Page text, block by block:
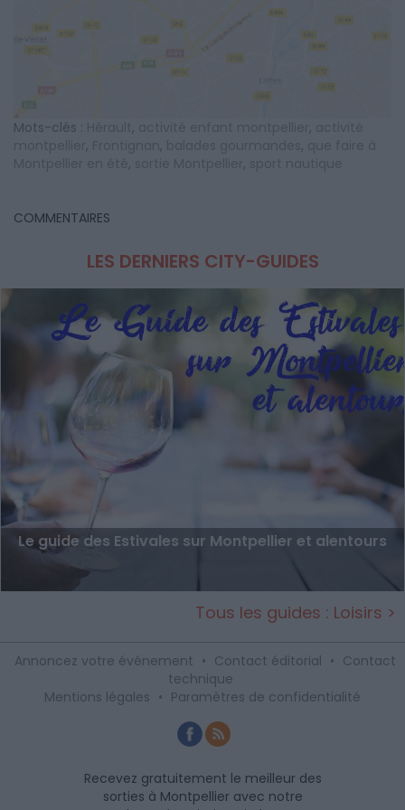
Mots-clés : , ,
, , ,
, ,
COMMENTAIRES
LES DERNIERS CITY-GUIDES
Le guide des Estivales sur Montpellier et alentours
Tous les guides : Loisirs >
Annoncez votre événement • Contact éditorial • Contact
technique
Mentions légales • Paramètres de confidentialité
Recevez gratuitement le meilleur des
sorties à Montpellier avec notre